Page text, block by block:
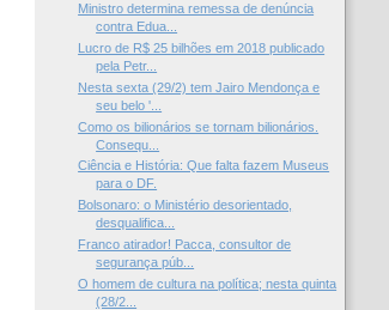
Ministro determina remessa de denúncia
contra Edua...
Lucro de R$ 25 bilhões em 2018 publicado
pela Petr...
Nesta sexta (29/2) tem Jairo Mendonça e
seu belo '...
Como os bilionários se tornam bilionários.
Consequ...
Ciência e História: Que falta fazem Museus
para o DF.
Bolsonaro: o Ministério desorientado,
desqualifica...
Franco atirador! Pacca, consultor de
segurança púb...
O homem de cultura na política; nesta quinta
(28/2...